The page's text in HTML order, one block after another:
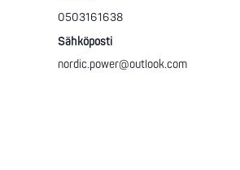
0503161638
Sähköposti
nordic.power@outlook.com